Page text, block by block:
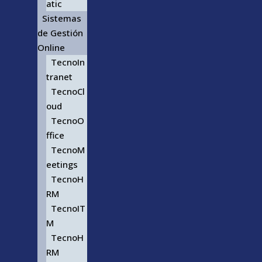
atic
Sistemas
de Gestión
Online
TecnoIn
tranet
TecnoCl
oud
TecnoO
ffice
TecnoM
eetings
TecnoH
RM
TecnoIT
M
TecnoH
RM